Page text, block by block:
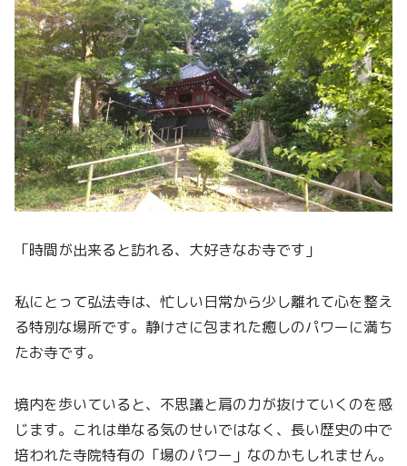
「時間が出来ると訪れる、大好きなお寺です」
私にとって弘法寺は、忙しい日常から少し離れて心を整え
る特別な場所です。静けさに包まれた癒しのパワーに満ち
たお寺です。
境内を歩いていると、不思議と肩の力が抜けていくのを感
じます。これは単なる気のせいではなく、長い歴史の中で
培われた寺院特有の「場のパワー」なのかもしれません。